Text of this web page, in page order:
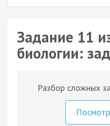
Задание 11
биологии:
Разбор сложных